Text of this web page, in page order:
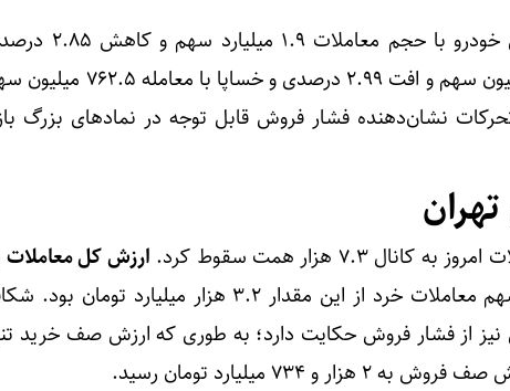
پُرتراکنش‌ترین نمادهای امروز شامل خودرو با حجم معاملات
قیمت، وبملت با جابجایی ۳۹۲.۵ میلیون سهم و افت ۲.۹۹ درصدی و خساپا با
این تحرکات نشان‌دهنده فشار فروش قابل توجه در نمادهای بزرگ
۷.۳ هزار همت سقوط کرد. ارزش کل معاملات
۵۴.۱ هزار میلیارد تومان رسید که سهم معاملات خرد از این مقدار ۳.۲ هزار میلیارد تومان
از فشار فروش حکایت دارد؛ به طوری که ارزش صف خرید